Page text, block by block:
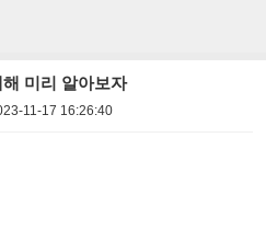
미리 알아보자
11-17 16:26:40